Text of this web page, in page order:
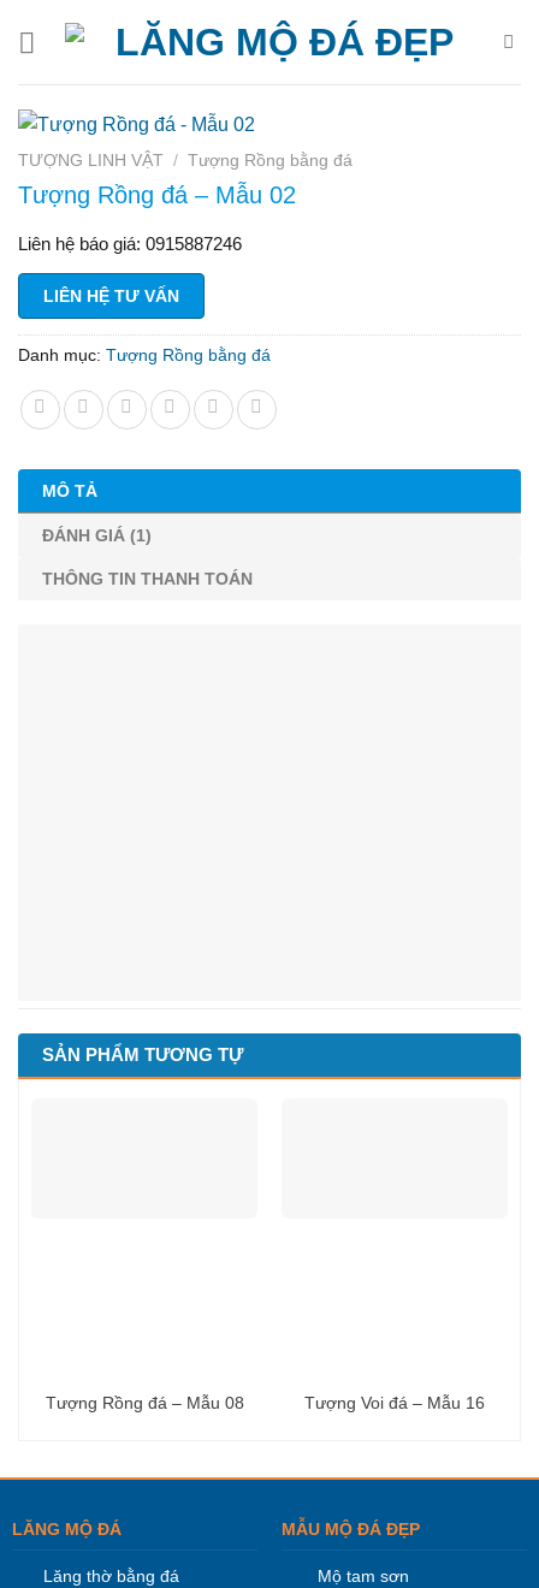
TƯỢNG LINH VẬT / Tượng Rồng bằng đá
Tượng Rồng đá – Mẫu 02
Liên hệ báo giá: 0915887246
LIÊN HỆ TƯ VẤN
Danh mục: Tượng Rồng bằng đá
MÔ TẢ
ĐÁNH GIÁ (1)
THÔNG TIN THANH TOÁN
SẢN PHẨM TƯƠNG TỰ
Tượng Rồng đá – Mẫu 08 Tượng Voi đá – Mẫu 16
LĂNG MỘ ĐÁ
Lăng thờ bằng đá
MẪU MỘ ĐÁ ĐẸP
Mộ tam sơn